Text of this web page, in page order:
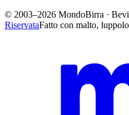
© 2003–2026 MondoBirra ·
RiservataFatto con malto,